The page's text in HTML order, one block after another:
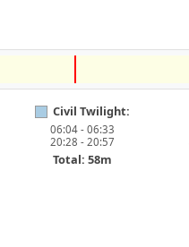
Civil Twilight:
06:04 - 06:33
20:28 - 20:57
Total: 58m